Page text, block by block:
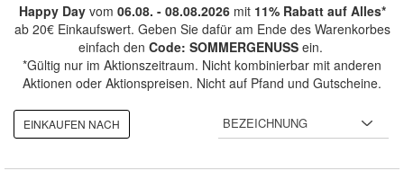
Happy Dayvom 06.08. - 08.08.2026mit 11% Rabatt auf Alles*
ab 20€ Einkaufswert. Geben Sie dafür am Ende des Warenkorbes
einfach den Code: SOMMERGENUSSein.
*Gültig nur im Aktionszeitraum. Nicht kombinierbar mit anderen
Aktionen oder Aktionspreisen. Nicht auf Pfand und Gutscheine.
EINKAUFEN NACH